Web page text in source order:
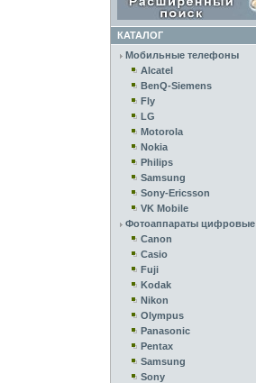
КАТАЛОГ
Мобильные телефоны
Alcatel
BenQ-Siemens
Fly
LG
Motorola
Nokia
Philips
Samsung
Sony-Ericsson
VK Mobile
Фотоаппараты цифровые
Canon
Casio
Fuji
Kodak
Nikon
Olympus
Panasonic
Pentax
Samsung
Sony